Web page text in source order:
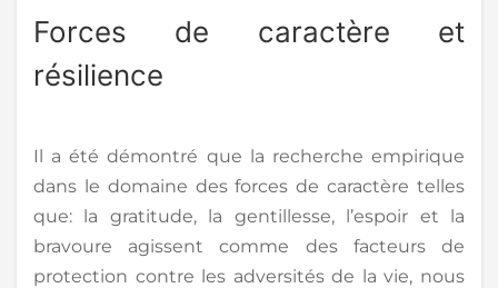
Forces de caractère et
résilience
Il a été démontré que la recherche empirique
dans le domaine des forces de caractère telles
que: la gratitude, la gentillesse, l’espoir et la
bravoure agissent comme des facteurs de
protection contre les adversités de la vie, nous